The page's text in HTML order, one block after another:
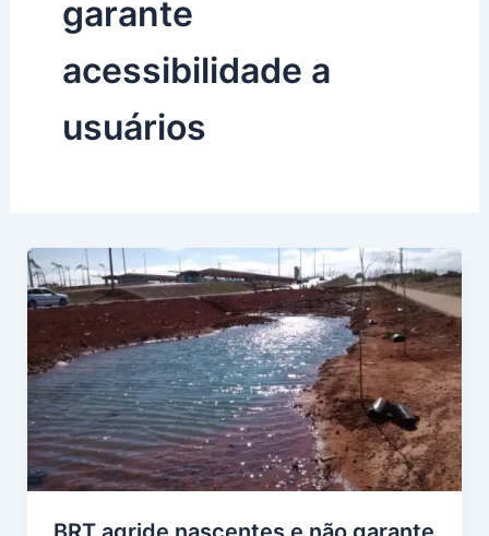
garante
acessibilidade a
usuários